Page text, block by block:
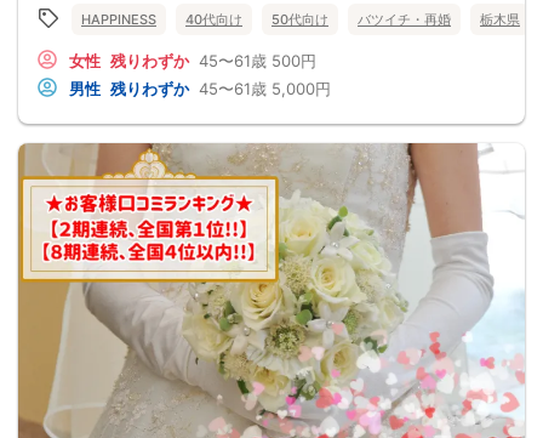
HAPPINESS 40代向け 50代向け バツイチ・再婚 栃木県
女性 残りわずか 45〜61歳 500円
男性 残りわずか 45〜61歳 5,000円